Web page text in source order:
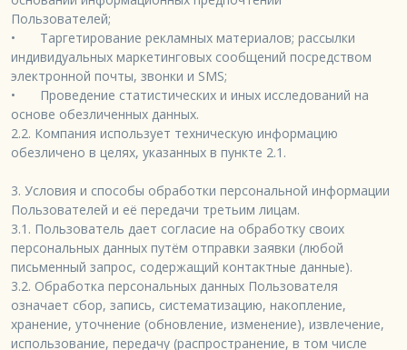
Пользователей;
•	Таргетирование рекламных материалов; рассылки
индивидуальных маркетинговых сообщений посредством
электронной почты, звонки и SMS;
•	Проведение статистических и иных исследований на
основе обезличенных данных.
2.2. Компания использует техническую информацию
обезличено в целях, указанных в пункте 2.1.
3. Условия и способы обработки персональной информации
Пользователей и её передачи третьим лицам.
3.1. Пользователь дает согласие на обработку своих
персональных данных путём отправки заявки (любой
письменный запрос, содержащий контактные данные).
3.2. Обработка персональных данных Пользователя
означает сбор, запись, систематизацию, накопление,
хранение, уточнение (обновление, изменение), извлечение,
использование, передачу (распространение, в том числе